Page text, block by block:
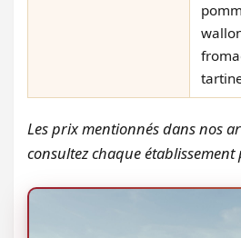
Les prix mentionnés dans nos
consultez chaque